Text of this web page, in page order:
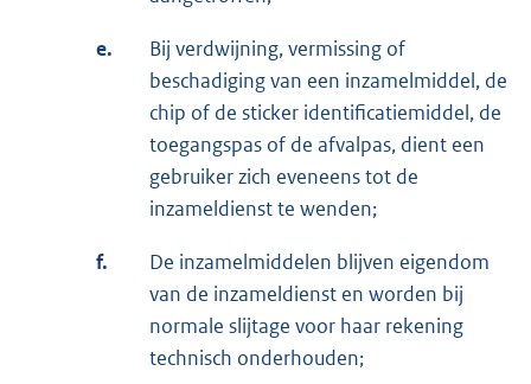
e.
Bij verdwijning, vermissing of
beschadiging van een inzamelmiddel, de
chip of de sticker identificatiemiddel, de
toegangspas of de afvalpas, dient een
gebruiker zich eveneens tot de
inzameldienst te wenden;
f.
De inzamelmiddelen blijven eigendom
van de inzameldienst en worden bij
normale slijtage voor haar rekening
technisch onderhouden;